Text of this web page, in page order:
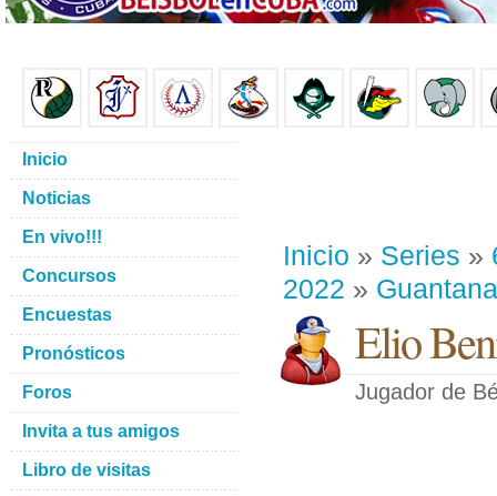
Inicio » Series »
2022 »
Elio
Jugador de
Inicio
Noticias
En vivo!!!
Concursos
Encuestas
Pronósticos
Foros
Invita a tus amigos
Libro de visitas